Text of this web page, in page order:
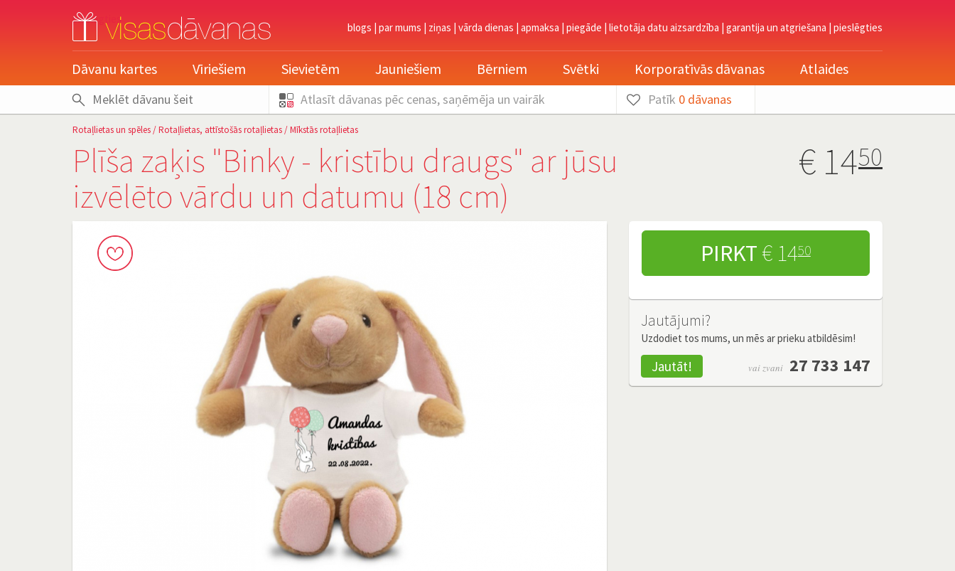
blogs | par mums | ziņas | vārda dienas | apmaksa | piegāde | lietotāja datu aizsardzība | garantija un atgriešana | pieslēgties
pieslēgties
Dāvanu kartes Vīriešiem Sievietēm Jauniešiem Bērniem Svētki Korporatīvās dāvanas Atlaides
Atlasīt dāvanas pēc cenas, saņēmēja un vairāk Patīk 0dāvanas
Rotaļlietas un spēles/Rotaļlietas, attīstošās rotaļlietas/Mīkstās rotaļlietas
Plīša zaķis "Binky - kristību draugs" ar jūsu
izvēlēto vārdu un datumu (18 cm)
€ 1450
PIRKT € 1450
Jautājumi?
Uzdodiet tos mums, un mēs ar prieku atbildēsim!
Jautāt! vai zvani 27 733 147